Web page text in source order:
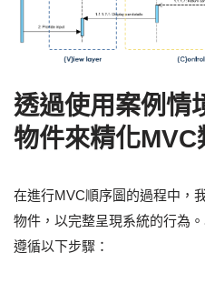
透過使用案例情
物件來精化MVC
在進行MVC順序圖的過程中，
物件，以完整呈現系統的行為
遵循以下步驟：